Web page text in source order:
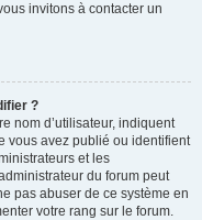
invitons à contacter un
?
nom d’utilisateur, indiquent
vous avez publié ou identifient
et les
du forum peut
pas abuser de ce système en
votre rang sur le forum.